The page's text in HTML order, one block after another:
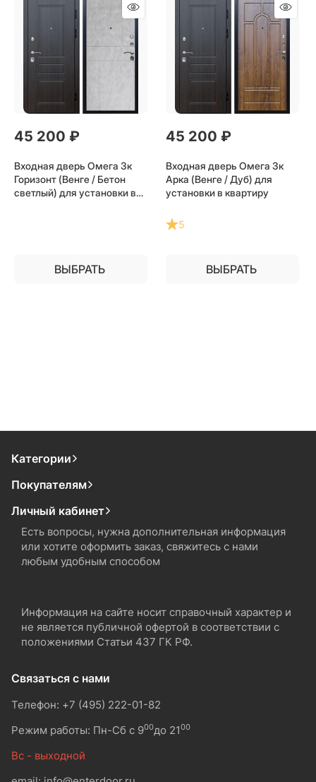
45 200 ₽
Входная дверь Омега 3к
Горизонт (Венге / Бетон
светлый) для установки в
ВЫБРАТЬ
45 200 ₽
Входная дверь Омега 3к
Арка (Венге / Дуб) для
установки в квартиру
5
ВЫБРАТЬ
Категории
Покупателям
Личный кабинет
Есть вопросы, нужна дополнительная информация
или хотите оформить заказ, свяжитесь с нами
любым удобным способом
Информация на сайте носит справочный характер и
не является публичной офертой в соответствии с
положениями Статьи 437 ГК РФ.
Связаться с нами
Телефон: +7 (495) 222-01-82
Режим работы: Пн-Сб с 900до 2100
Вс - выходной